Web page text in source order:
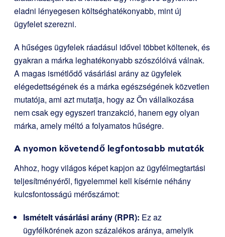
eladni lényegesen költséghatékonyabb, mint új
ügyfelet szerezni.
A hűséges ügyfelek ráadásul idővel többet költenek, és
gyakran a márka leghatékonyabb szószólóivá válnak.
A magas ismétlődő vásárlási arány az ügyfelek
elégedettségének és a márka egészségének közvetlen
mutatója, ami azt mutatja, hogy az Ön vállalkozása
nem csak egy egyszeri tranzakció, hanem egy olyan
márka, amely méltó a folyamatos hűségre.
A nyomon követendő legfontosabb mutatók
Ahhoz, hogy világos képet kapjon az ügyfélmegtartási
teljesítményéről, figyelemmel kell kísérnie néhány
kulcsfontosságú mérőszámot:
Ismételt vásárlási arány (RPR): Ez az
ügyfélkörének azon százalékos aránya, amelyik